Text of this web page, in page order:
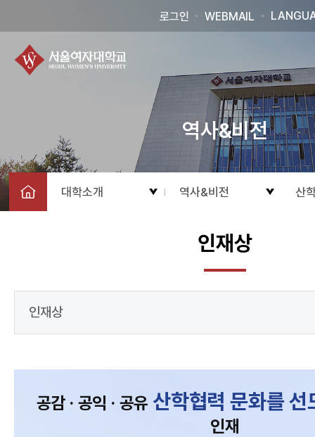
역사&비전
로그인 WEBMAIL
대학소개 역사&비전 산
인재상
인재상
공감 · 공익 · 공유 산학협력 문화를 선
인재